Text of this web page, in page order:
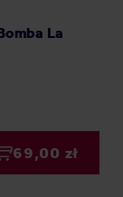
La
69,00 zł